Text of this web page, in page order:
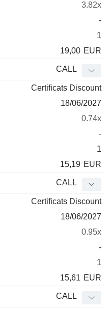
3.82x
-
1
19,00 EUR
CALL
Certificats Discount
18/06/2027
0.74x
-
1
15,19 EUR
CALL
Certificats Discount
18/06/2027
0.95x
-
1
15,61 EUR
CALL